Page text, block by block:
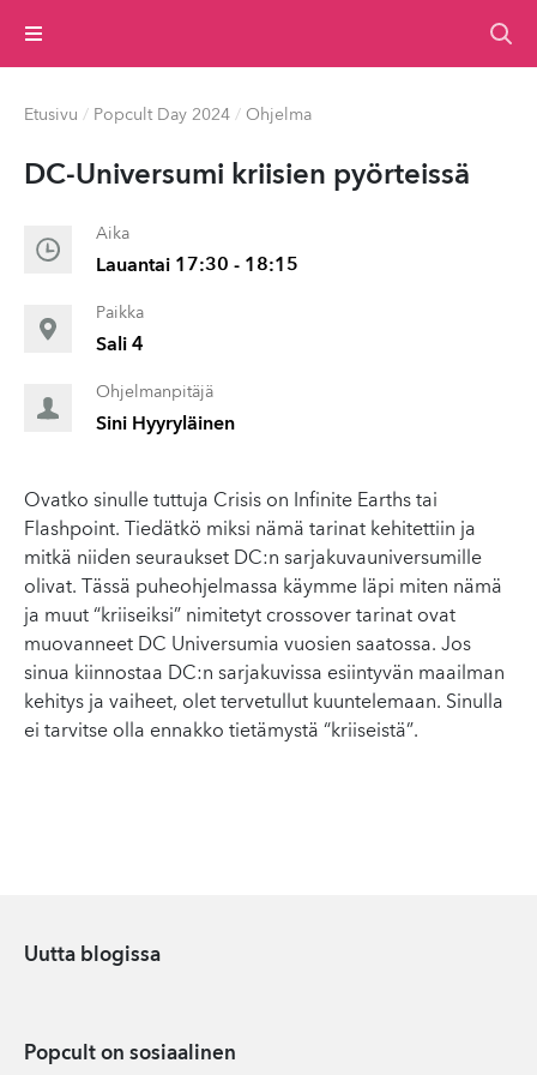
Valikko
Etusivu / Popcult Day 2024 / Ohjelma
DC-Universumi kriisien pyörteissä
Aika
Lauantai 17:30 - 18:15
Paikka
Sali 4
Ohjelmanpitäjä
Sini Hyyryläinen
Ovatko sinulle tuttuja Crisis on Infinite Earths tai
Flashpoint. Tiedätkö miksi nämä tarinat kehitettiin ja
mitkä niiden seuraukset DC:n sarjakuvauniversumille
olivat. Tässä puheohjelmassa käymme läpi miten nämä
ja muut “kriiseiksi” nimitetyt crossover tarinat ovat
muovanneet DC Universumia vuosien saatossa. Jos
sinua kiinnostaa DC:n sarjakuvissa esiintyvän maailman
kehitys ja vaiheet, olet tervetullut kuuntelemaan. Sinulla
ei tarvitse olla ennakko tietämystä “kriiseistä”.
Uutta blogissa
Popcult on sosiaalinen